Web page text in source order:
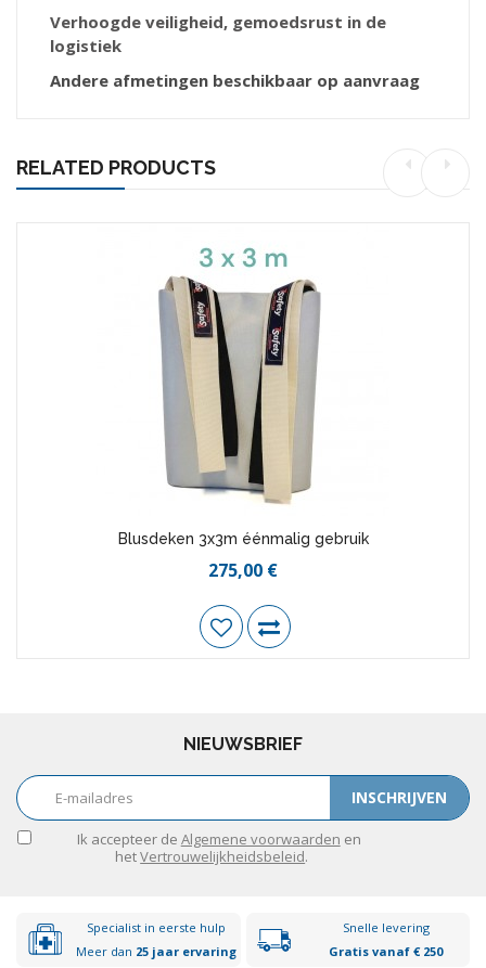
Verhoogde veiligheid, gemoedsrust in de
logistiek
Andere afmetingen beschikbaar op aanvraag
RELATED PRODUCTS
Blusdeken 3x3m éénmalig gebruik
275,00 €
NIEUWSBRIEF
INSCHRIJVEN
Ik accepteer de Algemene voorwaarden en
hetVertrouwelijkheidsbeleid.
Specialist in eerste hulp
Meer dan 25 jaar ervaring
Snelle levering
Gratis vanaf € 250